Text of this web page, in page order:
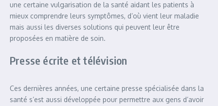
une certaine vulgarisation de la santé aidant les patients à
mieux comprendre leurs symptômes, d’où vient leur maladie
mais aussi les diverses solutions qui peuvent leur être
proposées en matière de soin.
Presse écrite et télévision
Ces dernières années, une certaine presse spécialisée dans la
santé s’est aussi développée pour permettre aux gens d’avoir